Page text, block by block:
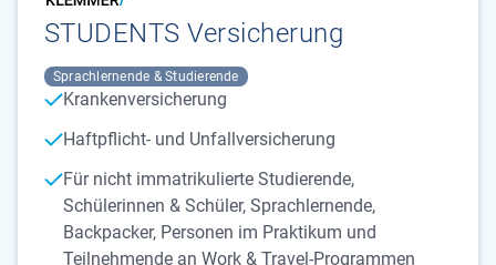
STUDENTS Versicherung
Sprachlernende & Studierende
Krankenversicherung
Haftpflicht- und Unfallversicherung
Für nicht immatrikulierte Studierende,
Schülerinnen & Schüler, Sprachlernende,
Backpacker, Personen im Praktikum und
Teilnehmende an Work & Travel-Programmen